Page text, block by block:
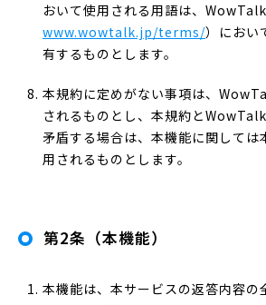
おいて使用される用語は、
www.wowtalk.jp/terms/）におい
有するものとします。
本規約に定めがない事項は、
されるものとし、本規約と
矛盾する場合は、本機能に関しては
用されるものとします。
第2条（本機能）
本機能は、本サービスの返答内容